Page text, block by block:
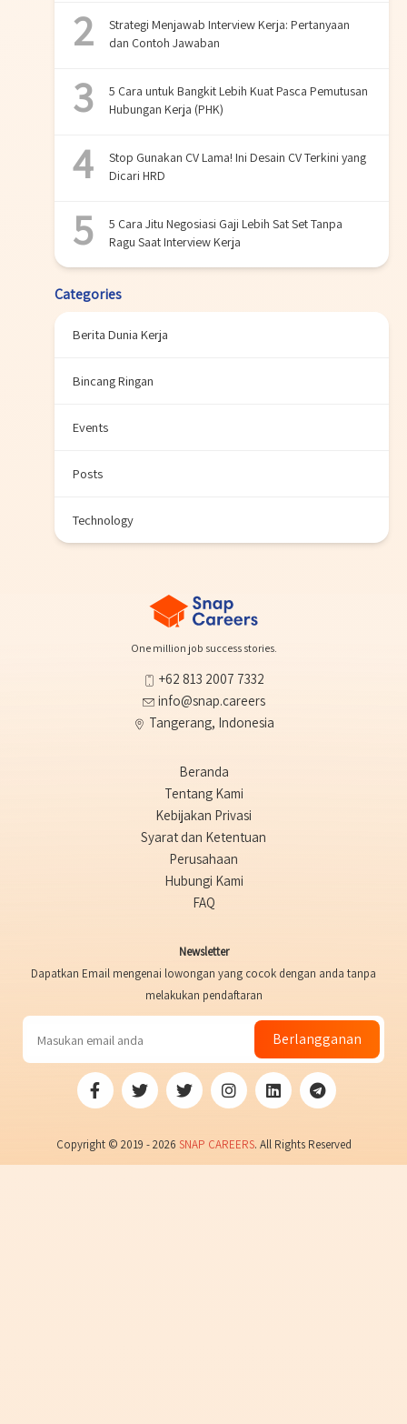
Strategi Menjawab Interview Kerja: Pertanyaan
dan Contoh Jawaban
5 Cara untuk Bangkit Lebih Kuat Pasca Pemutusan
Hubungan Kerja (PHK)
Stop Gunakan CV Lama! Ini Desain CV Terkini yang
Dicari HRD
5 Cara Jitu Negosiasi Gaji Lebih Sat Set Tanpa
Ragu Saat Interview Kerja
Categories
Berita Dunia Kerja
Bincang Ringan
Events
Posts
Technology
One million job success stories.
+62 813 2007 7332
info@snap.careers
Tangerang, Indonesia
Beranda
Tentang Kami
Kebijakan Privasi
Syarat dan Ketentuan
Perusahaan
Hubungi Kami
FAQ
Newsletter
Dapatkan Email mengenai lowongan yang cocok dengan anda tanpa
melakukan pendaftaran
Berlangganan
Copyright © 2019 - 2026 SNAP CAREERS. All Rights Reserved